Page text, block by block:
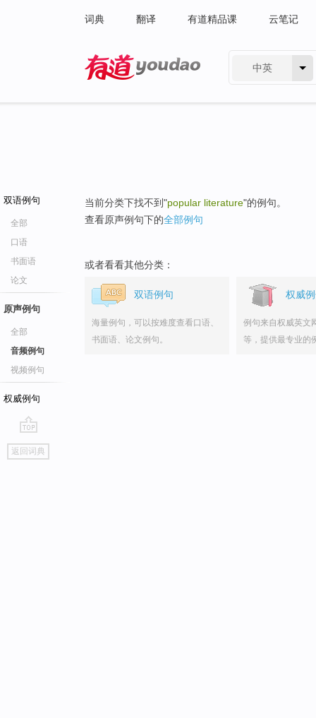
词典 翻译 有道精品课 云笔记
中英
双语例句
全部
口语
书面语
论文
原声例句
全部
音频例句
视频例句
权威例句
go
top
返回词典
当前分类下找不到"popular literature"的例句。
查看原声例句下的全部例句
或者看看其他分类：
双语例句
海量例句，可以按难度查看口语、
书面语、论文例句。
权威
例句来自权威英文
等，提供最专业的